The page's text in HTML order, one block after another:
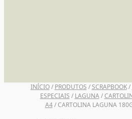
INÍCIO/ PRODUTOS /SCRAPBOOK/
ESPECIAIS / LAGUNA/
A4/ CARTOLINA LAGUNA